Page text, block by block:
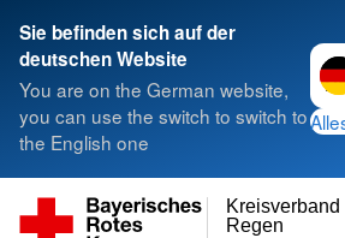
Sie befinden sich auf der
deutschen Website
You are on the German website,
you can use the switch to switch to
the English one
Regen
Kreisverband